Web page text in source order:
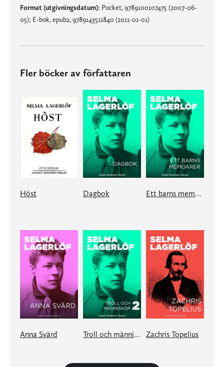
Format (utgivningsdatum): Pocket, 9789100107475 (2007-06-
05); E-bok, epub2, 9789143511840 (2011-01-01)
Fler böcker av författaren
Höst Dagbok Ett barns memoarer
Anna Svärd Troll och människor II Zachris Topelius